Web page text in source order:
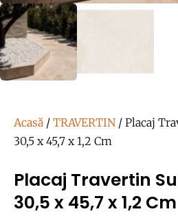
Acasă / TRAVERTIN / Placaj
30,5 x 45,7 x 1,2 Cm
Placaj Travertin
30,5 x 45,7 x 1,2 Cm